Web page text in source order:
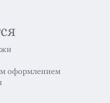
оформлением